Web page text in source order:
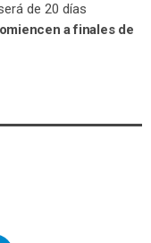
de 20 días
a finales de